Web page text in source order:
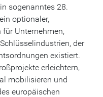
sogenanntes 28.
optionaler,
Unternehmen,
der
existiert.
erleichtern,
mobilisieren und
europäischen